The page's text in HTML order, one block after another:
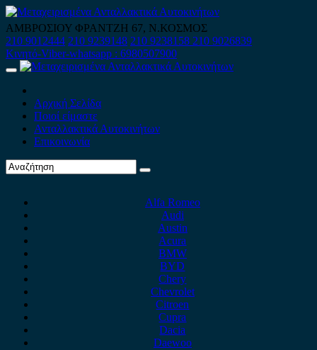
Skip
to
content
ΑΜΒΡΟΣΙΟΥ ΦΡΑΝΤΖΗ 67, Ν.ΚΟΣΜΟΣ
210 9012444 210 9239148 210 9238158 210 9026839
Κινητό-Viber-whatsapp : 6980507900
Primary
Αρχική Σελίδα
Ποιοί είμαστε
Ανταλλακτικά Αυτοκινήτων
Επικοινωνία
Alfa Romeo
Audi
Austin
Acura
BMW
BYD
Chery
Chevrolet
Citroen
Cupra
Dacia
Daewoo